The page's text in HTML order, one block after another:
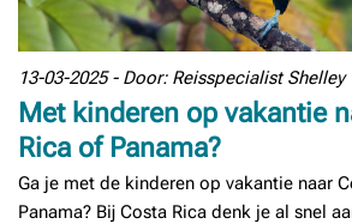
13-03-2025 - Door: Reisspecialist Shelley
Met kinderen op vakantie
Rica of Panama?
Ga je met de kinderen op vakantie naar
Panama? Bij Costa Rica denk je al snel